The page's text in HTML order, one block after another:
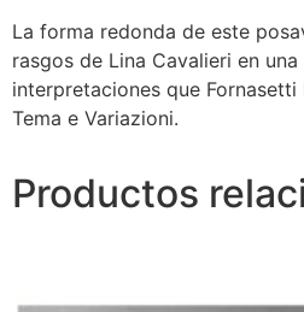
La forma redonda de este
rasgos de Lina Cavalieri en
interpretaciones que
Tema e Variazioni.
Productos